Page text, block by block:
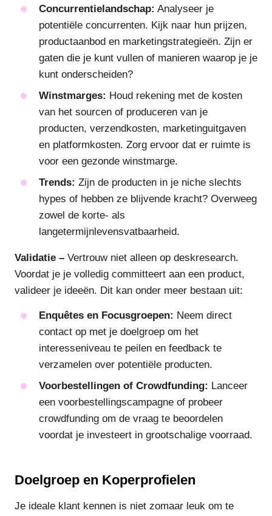
Concurrentielandschap: Analyseer je
potentiële concurrenten. Kijk naar hun prijzen,
productaanbod en marketingstrategieën. Zijn er
gaten die je kunt vullen of manieren waarop je je
kunt onderscheiden?
Winstmarges: Houd rekening met de kosten
van het sourcen of produceren van je
producten, verzendkosten, marketinguitgaven
en platformkosten. Zorg ervoor dat er ruimte is
voor een gezonde winstmarge.
Trends: Zijn de producten in je niche slechts
hypes of hebben ze blijvende kracht? Overweeg
zowel de korte- als
langetermijnlevensvatbaarheid.
Validatie – Vertrouw niet alleen op deskresearch.
Voordat je je volledig committeert aan een product,
valideer je ideeën. Dit kan onder meer bestaan uit:
Enquêtes en Focusgroepen: Neem direct
contact op met je doelgroep om het
interesseniveau te peilen en feedback te
verzamelen over potentiële producten.
Voorbestellingen of Crowdfunding: Lanceer
een voorbestellingscampagne of probeer
crowdfunding om de vraag te beoordelen
voordat je investeert in grootschalige voorraad.
Doelgroep en Koperprofielen
Je ideale klant kennen is niet zomaar leuk om te